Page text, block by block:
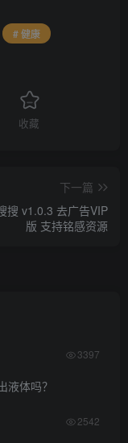
# 健康
收藏
下一篇
搜 v1.0.3 去广告VIP
版 支持铭感资源
3397
液体吗？
2542